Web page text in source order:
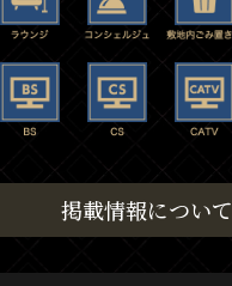
掲載情報について